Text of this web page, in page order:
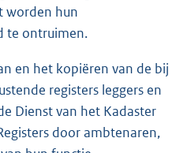
worden hun
te ontruimen.
en het kopiëren van de bij
registers leggers en
Dienst van het Kadaster
door ambtenaren,